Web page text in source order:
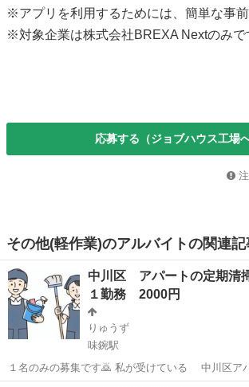
※アプリを利用するためには、簡単な事前
※対象企業は株式会社BREXA Nextのみで
応募する（ジョブハウス工場へ
その他(軽作業)のアルバイトの関連記
中川区 アパートの定期清
１勤務 2000円
りゅうず
味鋺駅
１名のみの募集です🙇 私が受けている 中川区アパートの定期清掃
(共用部のみ)です ４階建て 31部屋 内容は ・ゴミ拾い ・掃き掃除